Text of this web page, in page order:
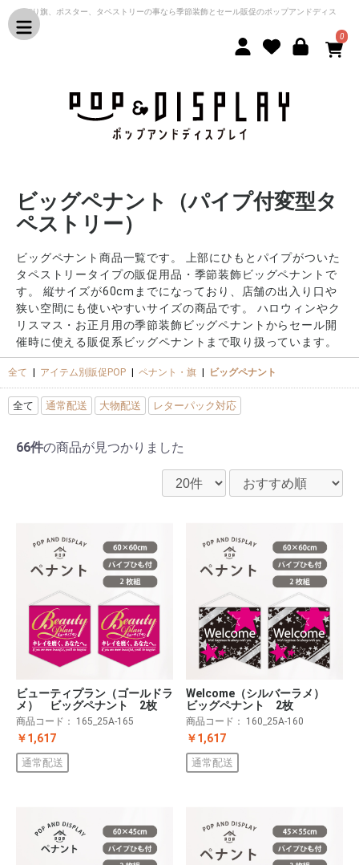
のぼり旗、ポスター、タペストリーの事なら季節装飾とセール販促のポップアンドディス
プレイ
0
ビッグペナント（パイプ付変型タ
ペストリー）
ビッグペナント商品一覧です。 上部にひもとパイプがついた
タペストリータイプの販促用品・季節装飾ビッグペナントで
す。 縦サイズが60cmまでになっており、店舗の出入り口や
狭い空間にも使いやすいサイズの商品です。 ハロウィンやク
リスマス・お正月用の季節装飾ビッグペナントからセール開
催時に使える販促系ビッグペナントまで取り扱っています。
全て | アイテム別販促POP | ペナント・旗 | ビッグペナント
全て 通常配送 大物配送 レターパック対応
66件の商品が見つかりました
ビューティプラン（ゴールドラ
メ） ビッグペナント 2枚
商品コード： 165_25A-165
￥1,617
通常配送
Welcome（シルバーラメ）
ビッグペナント 2枚
商品コード： 160_25A-160
￥1,617
通常配送